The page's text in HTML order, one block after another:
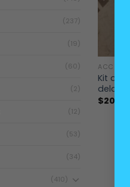
(237)
(19)
(60)
(2)
(12)
(53)
(34)
(410)
Kit de
$20.000